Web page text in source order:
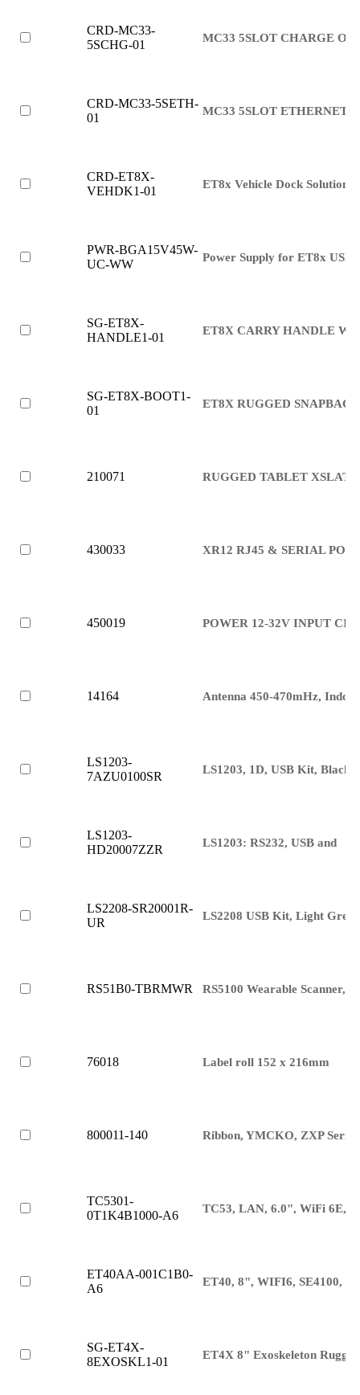
CRD-MC33-
5SCHG-01
MC33 5SLOT CHARGE
CRD-MC33-5SETH-
01
MC33 5SLOT ETHERNET
CRD-ET8X-
VEHDK1-01
ET8x Vehicle Dock Solution
PWR-BGA15V45W-
UC-WW
Power Supply for ET8x USB-
SG-ET8X-
HANDLE1-01
ET8X CARRY HANDLE
SG-ET8X-BOOT1-
01
ET8X RUGGED
210071 RUGGED TABLET
430033 XR12 RJ45 & SERIAL
450019 POWER 12-32V INPUT
14164 Antenna 450-470mHz, Indoor
LS1203-
7AZU0100SR
LS1203, 1D, USB Kit, Black
LS1203-
HD20007ZZR
LS1203: RS232, USB and
LS2208-SR20001R-
UR
LS2208 USB Kit, Light Grey
RS51B0-TBRMWR RS5100 Wearable Scanner,
76018 Label roll 152 x 216mm
800011-140 Ribbon, YMCKO, ZXP
TC5301-
0T1K4B1000-A6
TC53, LAN, 6.0", WiFi 6E,
ET40AA-001C1B0-
A6
ET40, 8", WIFI6, SE4100,
SG-ET4X-
8EXOSKL1-01
ET4X 8" Exoskeleton Rugged